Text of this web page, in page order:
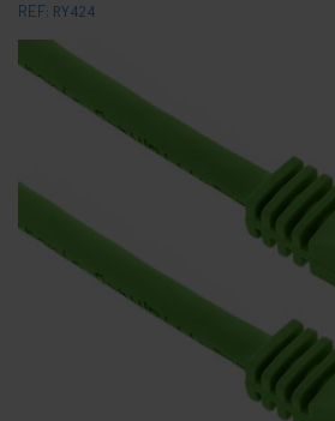
REF: RY424